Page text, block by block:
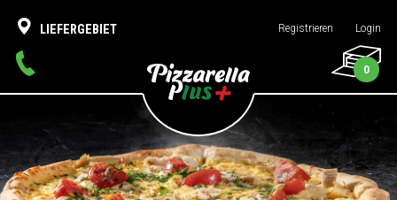
Registrieren Login
LIEFERGEBIET
0